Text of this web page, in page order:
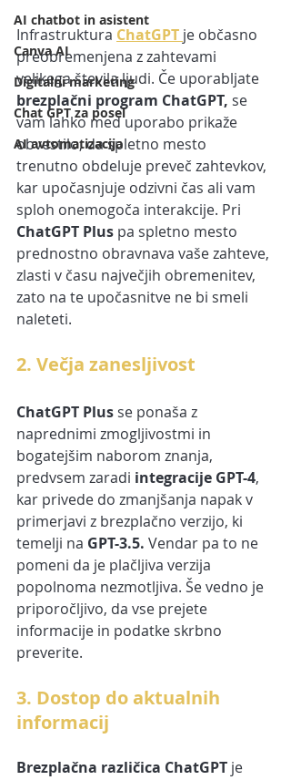
AI chatbot in asistent
Canva AI
Digitalni marketing
Chat GPT za posel
AI avtomatizacija
Infrastruktura ChatGPT je občasno
preobremenjena z zahtevami
velikega števila ljudi. Če uporabljate
brezplačni program ChatGPT, se
vam lahko med uporabo prikaže
obvestilo, da spletno mesto
trenutno obdeluje preveč zahtevkov,
kar upočasnjuje odzivni čas ali vam
sploh onemogoča interakcije. Pri
ChatGPT Plus pa spletno mesto
prednostno obravnava vaše zahteve,
zlasti v času največjih obremenitev,
zato na te upočasnitve ne bi smeli
naleteti.
2. Večja zanesljivost
ChatGPT Plus se ponaša z
naprednimi zmogljivostmi in
bogatejšim naborom znanja,
predvsem zaradi integracije GPT-4,
kar privede do zmanjšanja napak v
primerjavi z brezplačno verzijo, ki
temelji na GPT-3.5. Vendar pa to ne
pomeni da je plačljiva verzija
popolnoma nezmotljiva. Še vedno je
priporočljivo, da vse prejete
informacije in podatke skrbno
preverite.
3. Dostop do aktualnih
informacij
Brezplačna različica ChatGPT je